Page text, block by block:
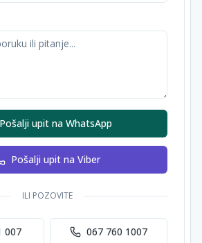
Pošalji upit na WhatsApp
Pošalji upit na Viber
ILI POZOVITE
007 067 760 1007